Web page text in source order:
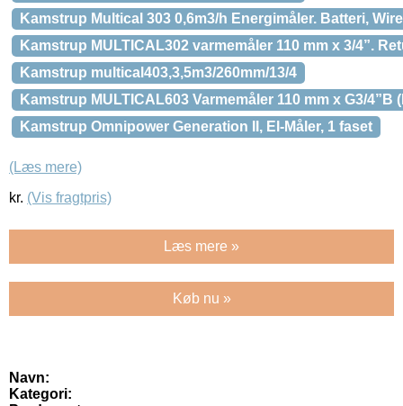
Kamstrup Multical 303 0,6m3/h Energimåler. Batteri,
Kamstrup MULTICAL302 varmemåler 110 mm x 3/4”.
Kamstrup multical403,3,5m3/260mm/13/4
Kamstrup MULTICAL603 Varmemåler 110 mm x G3/4”B
Kamstrup Omnipower Generation II, El-Måler, 1 faset
(Læs mere)
kr. (Vis fragtpris)
Læs mere »
Køb nu »
Navn:
Kategori: